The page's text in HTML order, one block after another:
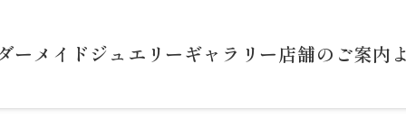
ーメイドジュエリーギャラリー店舗のご案内